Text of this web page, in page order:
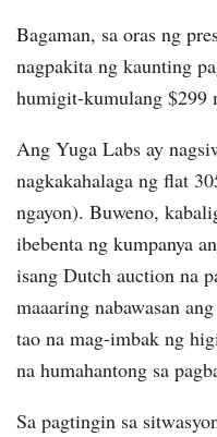
Bagaman, sa oras ng
nagpakita ng kaunting
humigit-kumulang $299
Ang Yuga Labs ay
nagkakahalaga ng flat
ngayon). Buweno,
ibebenta ng kumpanya
isang Dutch auction na
maaaring nabawasan
tao na mag-imbak ng
na humahantong sa
Sa pagtingin sa